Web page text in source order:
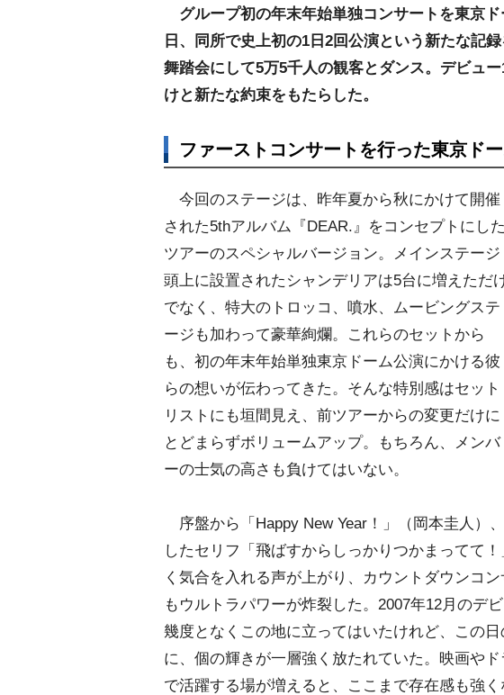
グループ初の年末年始単独コンサートを東京
日、同所で史上初の1日2回公演という新たな記
舞踏会にして5万5千人の観客とダンス。デビュ
けと新たな約束をもたらした。
ファーストコンサートを行った東京ド
今回のステージは、昨年夏から秋にかけて開催
された5thアルバム『DEAR.』をコンセプトにした
ツアーのスペシャルバージョン。メインステージ
頭上に設置されたシャンデリアは5台に増えただ
でなく、特大のトロッコ、噴水、ムービングステ
ージも加わって豪華絢爛。これらのセットから
も、初の年末年始単独東京ドーム公演にかける彼
らの想いが伝わってきた。そんな特別感はセット
リストにも垣間見え、前ツアーからの変更だけに
とどまらずボリュームアップ。もちろん、メンバ
ーの士気の高さも負けてはいない。
序盤から「Happy New Year！」（岡本圭人）
したセリフ「飛ばすからしっかりつかまってて
く気合を入れる声が上がり、カウントダウンコ
もウルトラパワーが炸裂した。2007年12月のデ
幾度となくこの地に立ってはいたけれど、この
に、個の輝きが一層強く放たれていた。映画や
で活躍する場が増えると、ここまで存在感も強